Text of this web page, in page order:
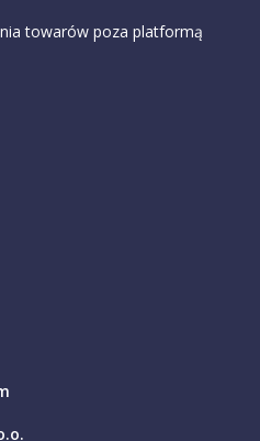
towarów poza platformą